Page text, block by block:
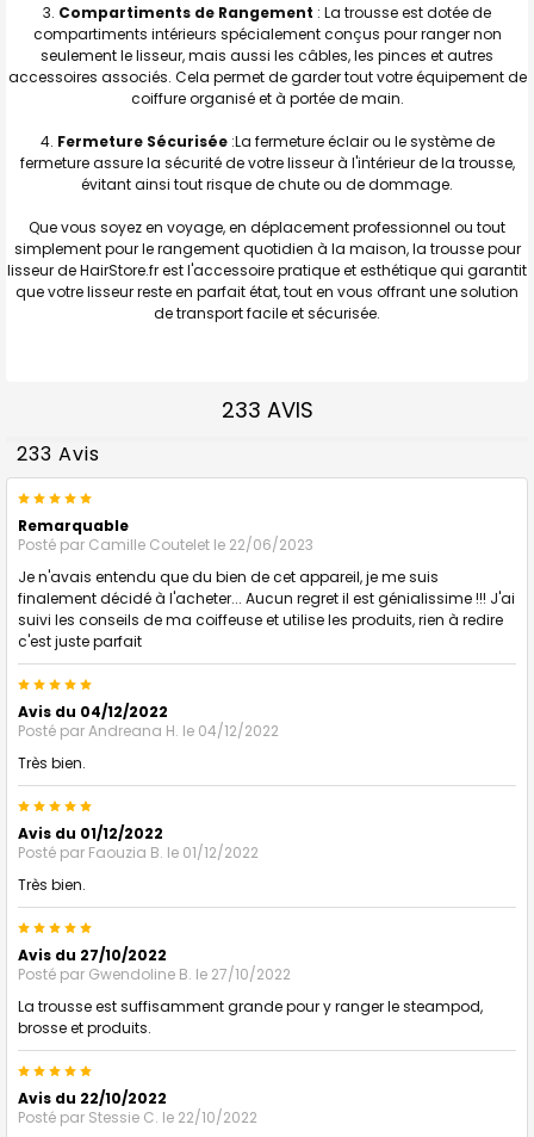
3. Compartiments de Rangement : La trousse est dotée de
compartiments intérieurs spécialement conçus pour ranger non
seulement le lisseur, mais aussi les câbles, les pinces et autres
accessoires associés. Cela permet de garder tout votre équipement de
coiffure organisé et à portée de main.
4. Fermeture Sécurisée:La fermeture éclair ou le système de
fermeture assure la sécurité de votre lisseur à l'intérieur de la trousse,
évitant ainsi tout risque de chute ou de dommage.
Que vous soyez en voyage, en déplacement professionnel ou tout
simplement pour le rangement quotidien à la maison, la trousse pour
lisseur de HairStore.fr est l'accessoire pratique et esthétique qui garantit
que votre lisseur reste en parfait état, tout en vous offrant une solution
de transport facile et sécurisée.
233 AVIS
233 Avis
5
Remarquable
Posté par Camille Coutelet le 22/06/2023
Je n'avais entendu que du bien de cet appareil, je me suis
finalement décidé à l'acheter... Aucun regret il est génialissime !!! J'ai
suivi les conseils de ma coiffeuse et utilise les produits, rien à redire
c'est juste parfait
5
Avis du 04/12/2022
Posté parAndreana H. le 04/12/2022
Très bien.
5
Avis du 01/12/2022
Posté par Faouzia B. le 01/12/2022
Très bien.
5
Avis du 27/10/2022
Posté par Gwendoline B. le 27/10/2022
La trousse est suffisamment grande pour y ranger le steampod,
brosse et produits.
5
Avis du 22/10/2022
Posté par Stessie C. le 22/10/2022